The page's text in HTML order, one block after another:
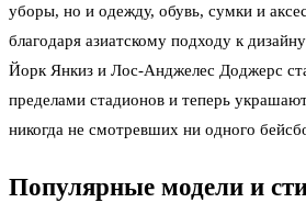
уборы, но и одежду, обувь, сумки и
благодаря азиатскому подходу к
Йорк Янкиз и Лос-Анджелес Доджерс
пределами стадионов и теперь
никогда не смотревших ни одного
Популярные модели и